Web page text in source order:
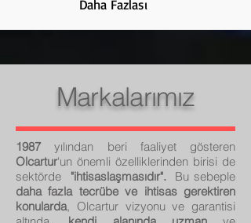
Daha Fazlası
Markalarımız
1987yılından beri faaliyet gösteren
Olcartur'un önemli özelliklerinden birisi de
sektörde "ihtisaslaşmasıdır".Bu sebeple
daha fazla tecrübe ve ihtisas gerektiren
konularda, Olcartur vizyonu ve garantisi